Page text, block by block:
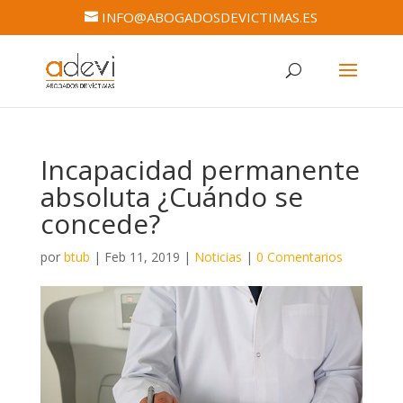
INFO@ABOGADOSDEVICTIMAS.ES
Incapacidad permanente
absoluta ¿Cuándo se
concede?
por btub | Feb 11, 2019 | Noticias | 0 Comentarios